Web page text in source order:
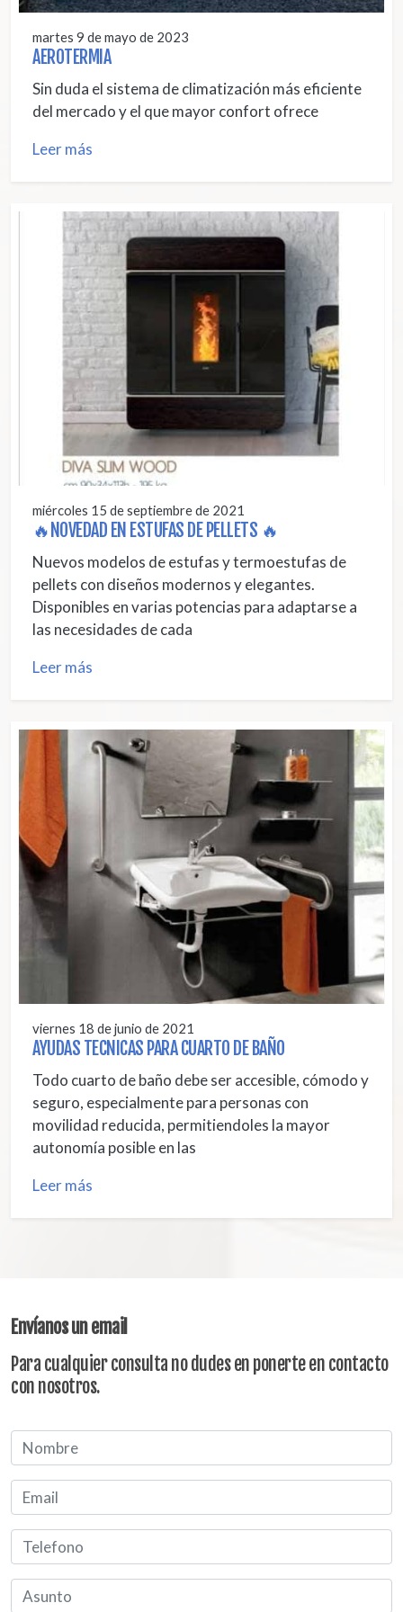
martes 9 de mayo de 2023
AEROTERMIA
Sin duda el sistema de climatización más eficiente
del mercado y el que mayor confort ofrece
Leer más
miércoles 15 de septiembre de 2021
🔥NOVEDAD EN ESTUFAS DE PELLETS 🔥
Nuevos modelos de estufas y termoestufas de
pellets con diseños modernos y elegantes.
Disponibles en varias potencias para adaptarse a
las necesidades de cada
Leer más
viernes 18 de junio de 2021
AYUDAS TECNICAS PARA CUARTO DE BAÑO
Todo cuarto de baño debe ser accesible, cómodo y
seguro, especialmente para personas con
movilidad reducida, permitiendoles la mayor
autonomía posible en las
Leer más
Envíanos un email
Para cualquier consulta no dudes en ponerte en contacto
con nosotros.